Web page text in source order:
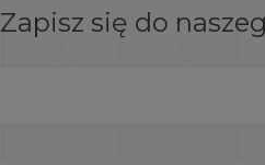
Zapisz się do